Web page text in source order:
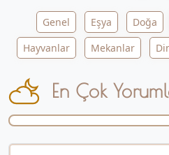
Genel Eşya Doğa
Hayvanlar
Mekanlar
En Çok